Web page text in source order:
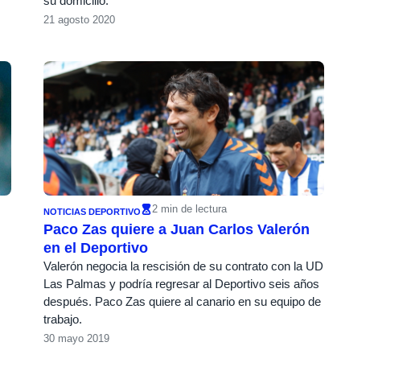
21 agosto 2020
NOTICIAS DEPORTIVO 2 min de lectura
Paco Zas quiere a Juan Carlos Valerón
en el Deportivo
Valerón negocia la rescisión de su contrato con la UD
Las Palmas y podría regresar al Deportivo seis años
después. Paco Zas quiere al canario en su equipo de
trabajo.
30 mayo 2019